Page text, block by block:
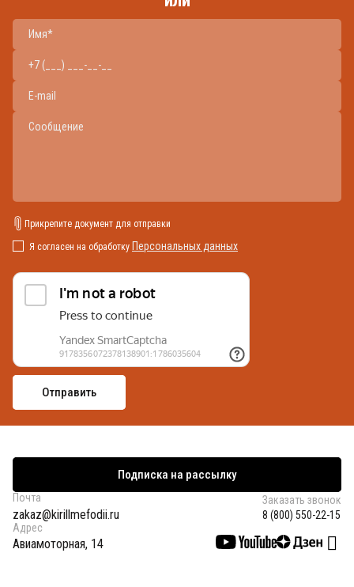
Прикрепите документ для отправки
Я согласен на обработку Персональных данных
Подписка на рассылку
Почта
zakaz@kirillmefodii.ru
Заказать звонок
8 (800) 550-22-15
Адрес
Авиамоторная, 14